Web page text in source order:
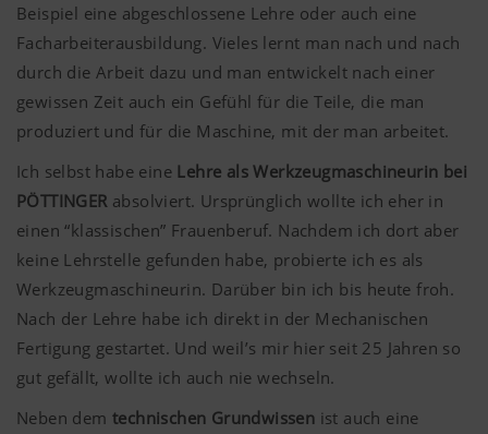
Beispiel eine abgeschlossene Lehre oder auch eine
Facharbeiterausbildung. Vieles lernt man nach und nach
durch die Arbeit dazu und man entwickelt nach einer
gewissen Zeit auch ein Gefühl für die Teile, die man
produziert und für die Maschine, mit der man arbeitet.
Ich selbst habe eine Lehre als Werkzeugmaschineurin bei
PÖTTINGER absolviert. Ursprünglich wollte ich eher in
einen “klassischen” Frauenberuf. Nachdem ich dort aber
keine Lehrstelle gefunden habe, probierte ich es als
Werkzeugmaschineurin. Darüber bin ich bis heute froh.
Nach der Lehre habe ich direkt in der Mechanischen
Fertigung gestartet. Und weil’s mir hier seit 25 Jahren so
gut gefällt, wollte ich auch nie wechseln.
Neben dem technischen Grundwissen ist auch eine